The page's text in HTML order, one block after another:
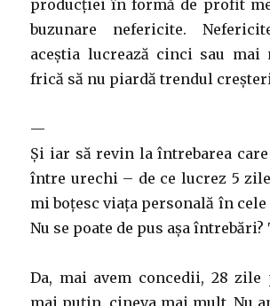
producției în formă de profit
buzunare nefericite.
aceștia lucrează cinci sau mai
frică să nu piardă trendul
—
Și iar să revin la întrebarea
între urechi – de ce lucrez 5
mi boțesc viața personală în cele
Nu se poate de pus așa întrebări?
Da, mai avem concedii, 28 zile
mai puțin, cineva mai mult. Nu